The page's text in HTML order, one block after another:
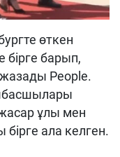
өткен
барып,
People.
ұлы мен
ала келген.